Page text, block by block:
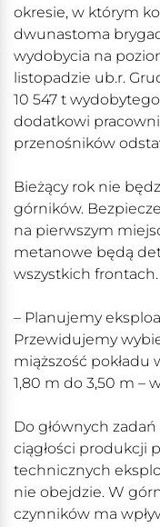
okresie, w którym
dwunastoma
wydobycia na
listopadzie ub.r.
10 547 t
dodatkowi
przenośników
Bieżący rok nie
górników.
na pierwszym
metanowe będą
wszystkich frontach.
– Planujemy
Przewidujemy
miąższość pokładu
1,80 m do 3,50 m –
Do głównych
ciągłości produkcji
technicznych
nie obejdzie. W
czynników ma